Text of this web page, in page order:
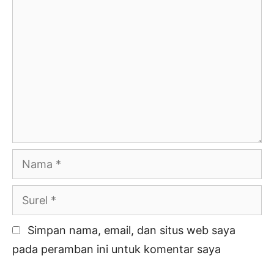
Nama
Surel
Simpan nama, email, dan situs web saya
pada peramban ini untuk komentar saya